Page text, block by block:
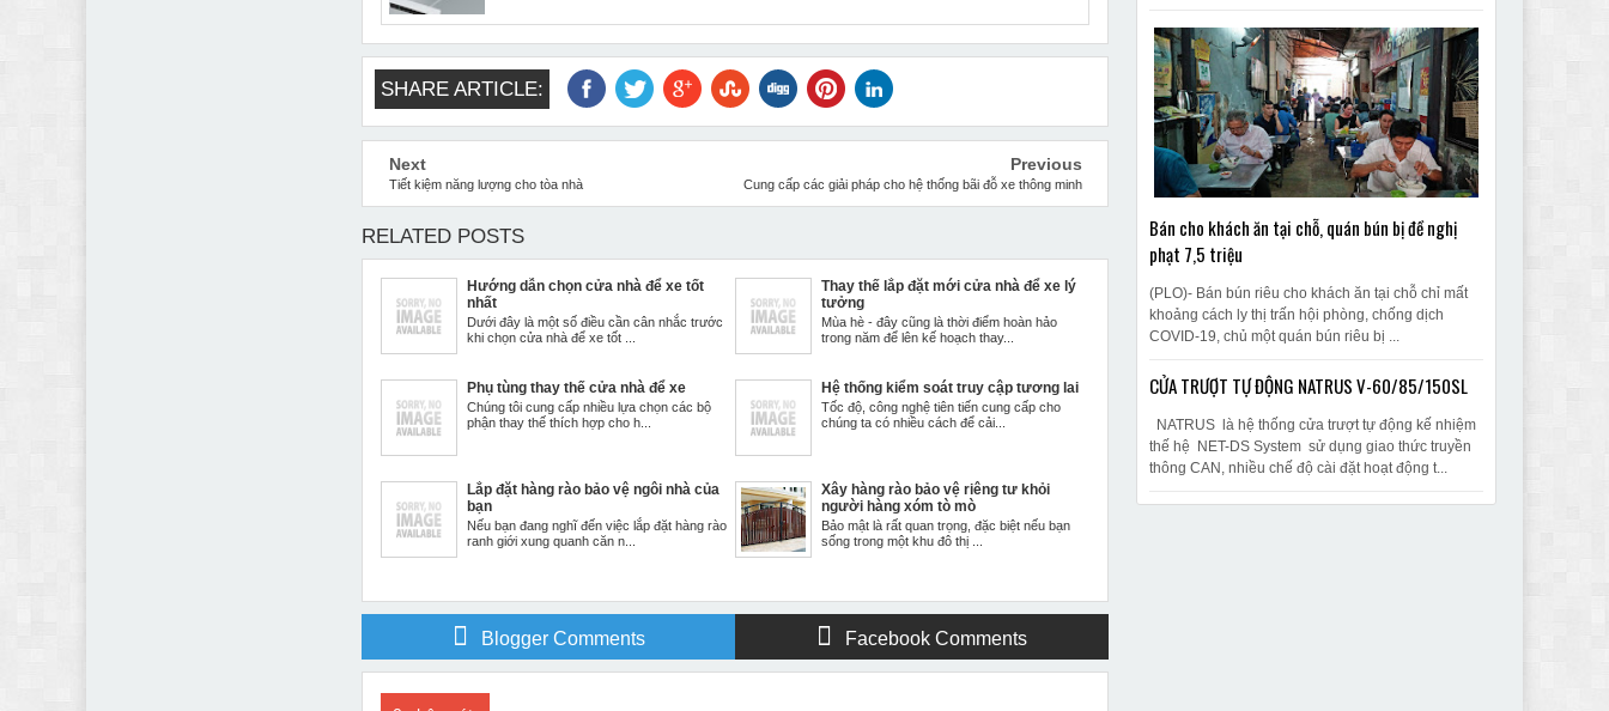
SHARE ARTICLE:
Next
Tiết kiệm năng lượng cho tòa nhà
Previous
Cung cấp các giải pháp cho hệ thống bãi đỗ xe thông minh
RELATED POSTS
Hướng dẫn chọn cửa nhà để xe tốt
nhất
Dưới đây là một số điều cần cân nhắc trước
khi chọn cửa nhà để xe tốt ...
Thay thế lắp đặt mới cửa nhà để xe lý
tưởng
Mùa hè - đây cũng là thời điểm hoàn hảo
trong năm để lên kế hoạch thay...
Phụ tùng thay thế cửa nhà để xe
Chúng tôi cung cấp nhiều lựa chọn các bộ
phận thay thế thích hợp cho h...
Hệ thống kiểm soát truy cập tương lai
Tốc độ, công nghệ tiên tiến cung cấp cho
chúng ta có nhiều cách để cải...
Lắp đặt hàng rào bảo vệ ngôi nhà của
bạn
Nếu bạn đang nghĩ đến việc lắp đặt hàng rào
ranh giới xung quanh căn n...
Xây hàng rào bảo vệ riêng tư khỏi
người hàng xóm tò mò
Bảo mật là rất quan trọng, đặc biệt nếu bạn
sống trong một khu đô thị ...
Blogger Comments Facebook Comments
Bán cho khách ăn tại chỗ, quán bún bị đề nghị
phạt 7,5 triệu
(PLO)- Bán bún riêu cho khách ăn tại chỗ chỉ mất
khoảng cách ly thị trấn hội phòng, chống dịch
COVID-19, chủ một quán bún riêu bị ...
CỬA TRƯỢT TỰ ĐỘNG NATRUS V-60/85/150SL
NATRUS là hệ thống cửa trượt tự động kế nhiệm
thế hệ NET-DS System sử dụng giao thức truyền
thông CAN, nhiều chế độ cài đặt hoạt động t...